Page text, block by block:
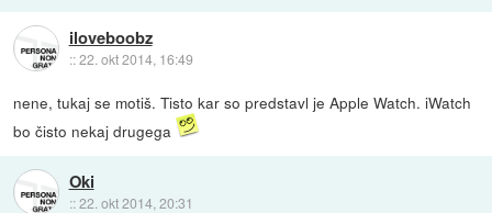
iloveboobz
::22. okt 2014, 16:49
nene, tukaj se motiš. Tisto kar so predstavl je Apple Watch. iWatch
bo čisto nekaj drugega
Oki
::22. okt 2014, 20:31